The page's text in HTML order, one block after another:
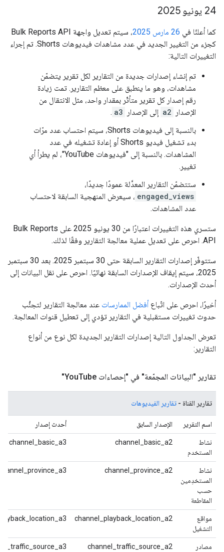
‫24 يونيو 2025
كما أعلنّا في 26 مارس 2025
، سيتم تعديل واجهة Bulk Reports API
كجزء من التغيير الجديد في عدد مشاهدات فيديوهات Shorts. تم إجراء
التغييرات التالية:
تم إنشاء إصدارات جديدة من التقارير لكل تقرير يتضمّن
مشاهدات، وهو ما ينطبق على معظم التقارير. تمت زيادة
رقم إصدار كل تقرير متأثّر بمقدار واحد، مثل الانتقال من
الإصدار
a2 إلى الإصدار a3
.
بالنسبة إلى فيديوهات Shorts، سيتم احتساب عدد مرّات
بدء تشغيل فيديو Shorts أو إعادة تشغيله في عدد
المشاهدات. بالنسبة إلى "فيديوهات YouTube"، لم يطرأ أي
تغيير.
ستتضمّن التقارير المعدَّلة عمودًا جديدًا،
engaged_views ، سيعرض المنهجية السابقة لاحتساب
عدد المشاهدات.
ستسري هذه التغييرات اعتبارًا من 30 يونيو 2025 على Bulk Reports
API. احرص على تعديل عملية معالجة التقارير وفقًا لذلك.
ستتوفّر إصدارات التقارير السابقة حتى 30 سبتمبر 2025. بعد 30 سبتمبر
2025، سيتم إيقاف الإصدارات السابقة نهائيًا. احرص على نقل البيانات إلى
أحدث الإصدارات.
أخيرًا، احرص على اتّباعأفضل الممارسات عند معالجة التقارير لتجنُّب
حدوث تغييرات مستقبلية في التقارير تؤدي إلى تعطيل قنوات المعالجة.
تعرض الجداول التالية إصدارات التقارير الجديدة لكل نوع من أنواع
التقارير:
تقارير "البيانات المجمّعة" في "إحصاءات You Tube"
تقارير القناة - تقارير الفيديوهات
اسم التقرير الإصدار السابق أحدث إصدار
نشاط
المستخدم
channel_basic_a2
channel_basic_a3
نشاط
المستخدِمين
حسب
المقاطعة
channel_province_a2
مواقع
التشغيل
channel_playback_location_a2
مصادر
channel_traffic_source_a2